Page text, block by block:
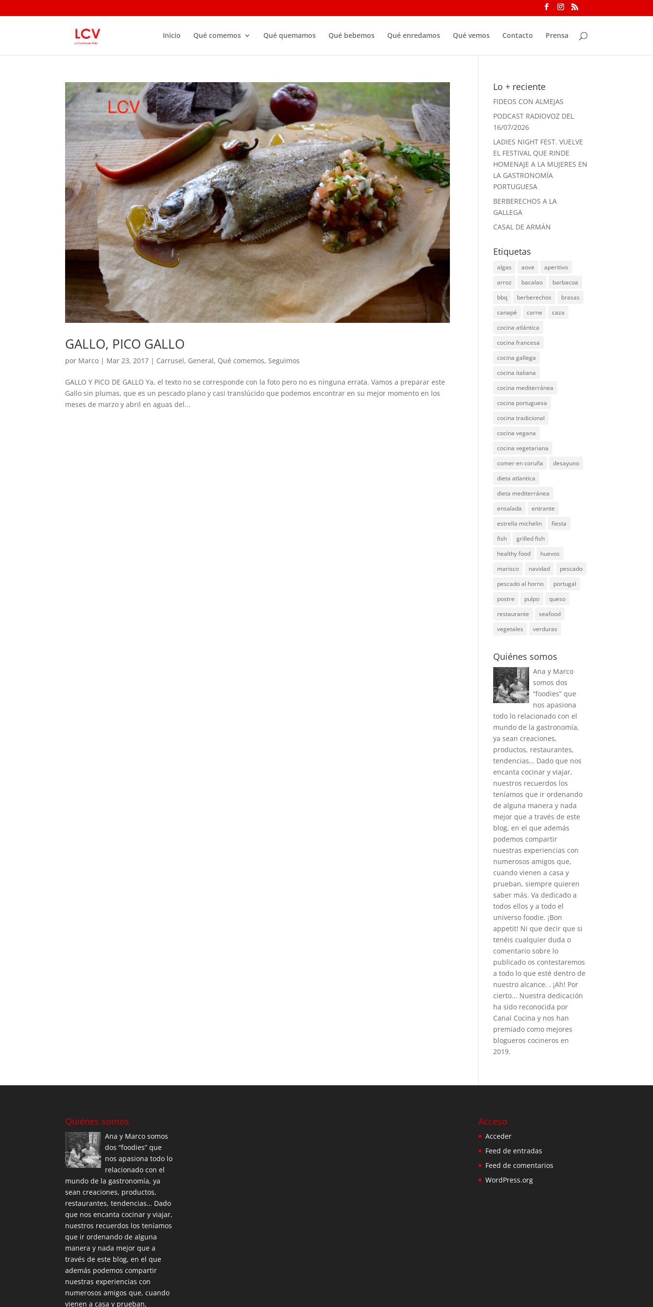
Inicio Qué comemos Qué quemamos Qué bebemos Qué enredamos Qué vemos Contacto Prensa
GALLO, PICO GALLO
por Marco | Mar 23, 2017 | Carrusel, General, Qué comemos, Seguimos
GALLO Y PICO DE GALLO Ya, el texto no se corresponde con la foto pero no es ninguna errata. Vamos a preparar este
Gallo sin plumas, que es un pescado plano y casi translúcido que podemos encontrar en su mejor momento en los
meses de marzo y abril en aguas del...
Lo + reciente
FIDEOS CON ALMEJAS
PODCAST RADIOVOZ DEL
16/07/2026
LADIES NIGHT FEST. VUELVE
EL FESTIVAL QUE RINDE
HOMENAJE A LA MUJERES EN
LA GASTRONOMÍA
PORTUGUESA
BERBERECHOS A LA
GALLEGA
CASAL DE ARMÁN
Etiquetas
algas aove
aperitivo
arroz
bacalao
barbacoa
bbq
berberechos
brasas
canapé
carne
caza
cocina atlántica
cocina francesa
cocina gallega
cocina italiana
cocina mediterránea
cocina portuguesa
cocina tradicional
cocina vegana
cocina vegetariana
comer en coruña
desayuno
dieta atlantica
dieta mediterránea
ensalada
entrante
estrella michelin
fiesta
fish
grilled fish
healthy food
huevos
marisco
navidad
pescado
pescado al horno
portugal
postre
pulpo
queso
restaurante
seafood
vegetales
verduras
Quiénes somos
Ana y Marco
somos dos
“foodies” que
nos apasiona
todo lo relacionado con el
mundo de la gastronomía,
ya sean creaciones,
productos, restaurantes,
tendencias… Dado que nos
encanta cocinar y viajar,
nuestros recuerdos los
teníamos que ir ordenando
de alguna manera y nada
mejor que a través de este
blog, en el que además
podemos compartir
nuestras experiencias con
numerosos amigos que,
cuando vienen a casa y
prueban, siempre quieren
saber más. Va dedicado a
todos ellos y a todo el
universo foodie. ¡Bon
appetit! Ni que decir que si
tenéis cualquier duda o
comentario sobre lo
publicado os contestaremos
a todo lo que esté dentro de
nuestro alcance. . ¡Ah! Por
cierto... Nuestra dedicación
ha sido reconocida por
Canal Cocina y nos han
premiado como mejores
blogueros cocineros en
2019.
Quiénes somos
Ana y Marco somos
dos “foodies” que
nos apasiona todo lo
relacionado con el
mundo de la gastronomía, ya
sean creaciones, productos,
restaurantes, tendencias… Dado
que nos encanta cocinar y viajar,
nuestros recuerdos los teníamos
que ir ordenando de alguna
manera y nada mejor que a
través de este blog, en el que
además podemos compartir
nuestras experiencias con
numerosos amigos que, cuando
vienen a casa y prueban,
Acceso
Acceder
Feed de entradas
Feed de comentarios
WordPress.org